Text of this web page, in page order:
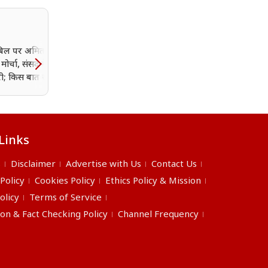
पर अमित शाह
संसद में आर-पार
किस बात से डर रही है
Disclaimer Advertise with Us
Contact Us
Cookies Policy
Ethics Policy & Mission
Terms of Service
& Fact Checking Policy
Channel Frequency